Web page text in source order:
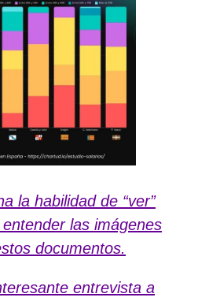
la habilidad de “ver”
las imágenes
documentos.
entrevista a